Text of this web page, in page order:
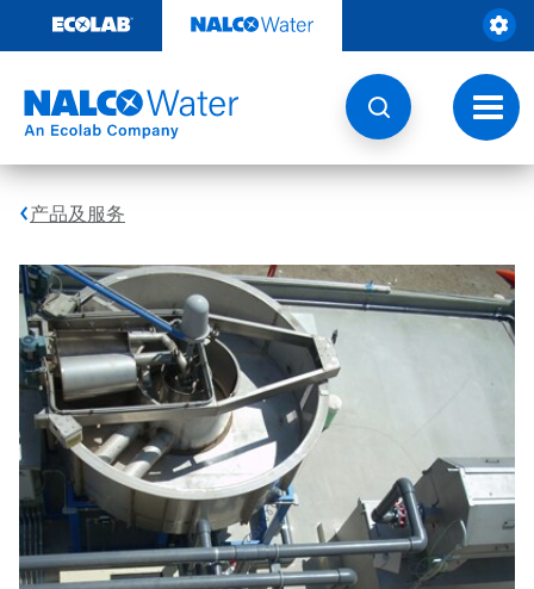
至
切
换
导
航
产品及服务